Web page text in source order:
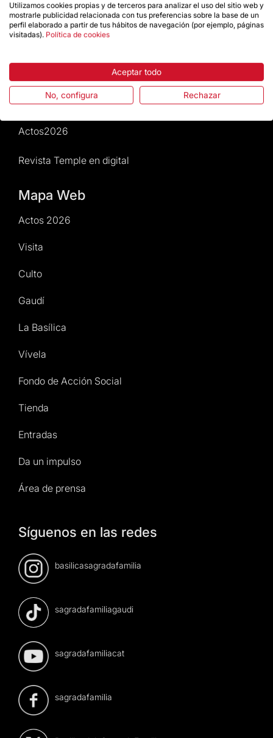
Normativa y condiciones de compra
Da un impulso
Actos2026
Revista Temple en digital
Mapa Web
Actos 2026
Visita
Culto
Gaudí
La Basílica
Vívela
Fondo de Acción Social
Tienda
Entradas
Da un impulso
Área de prensa
Síguenos en las redes
basilicasagradafamilia
sagradafamiliagaudi
sagradafamiliacat
sagradafamilia
Utilizamos cookies propias y de terceros para analizar el uso del sitio web y
mostrarle publicidad relacionada con tus preferencias sobre la base de un
perfil elaborado a partir de tus hábitos de navegación (por ejemplo, páginas
visitadas). Política de cookies
Aceptar todo
No, configura Rechazar